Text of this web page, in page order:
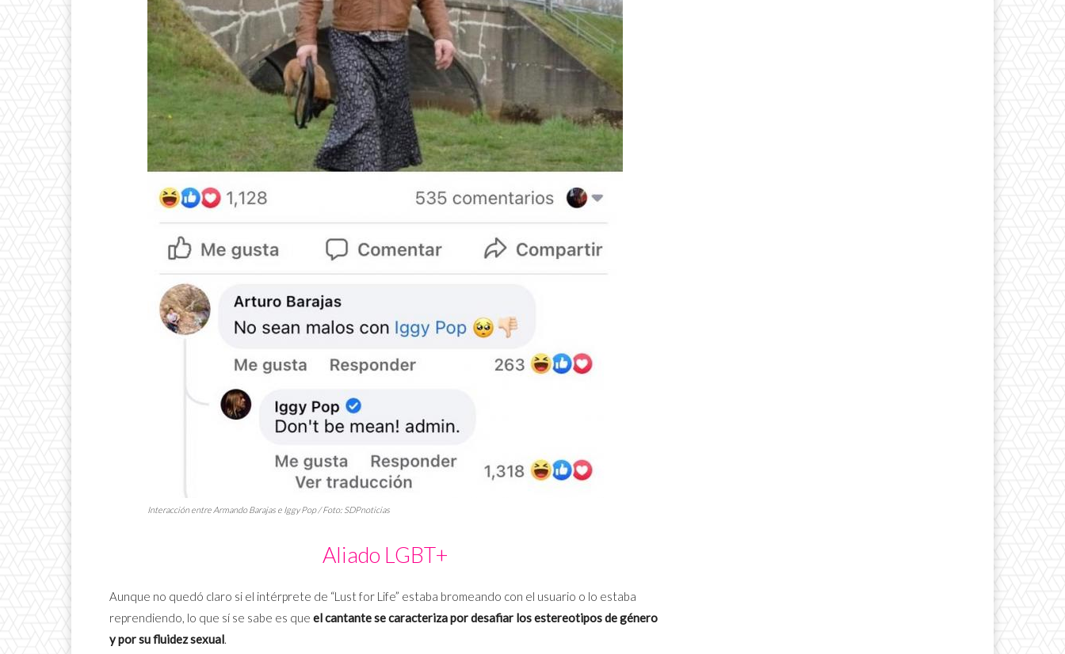
Interacción entre Armando Barajas e Iggy Pop / Foto: SDPnoticias
Aliado LGBT+
Aunque no quedó claro si el intérprete de “Lust for Life” estaba bromeando con el usuario o lo estaba
reprendiendo, lo que sí se sabe es que el cantante se caracteriza por desafiar los estereotipos de género
y por su fluidez sexual.